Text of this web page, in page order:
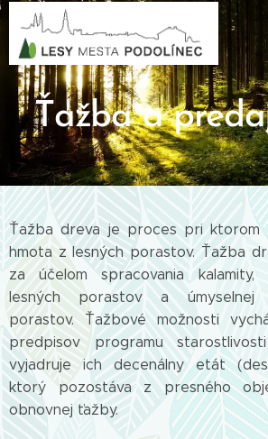
Ťažba a
Ťažba dreva je proces pri ktorom
hmota z lesných porastov. Ťažba
za účelom spracovania kalamity,
lesných porastov a úmyselnej
porastov. Ťažbové možnosti
predpisov programu
vyjadruje ich decenálny etát
ktorý pozostáva z presného
obnovnej ťažby.